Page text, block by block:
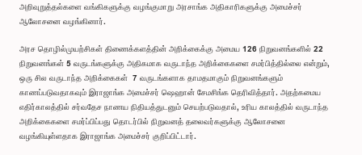
அறிவுறுத்தல்களை வங்கிகளுக்கு வழங்குமாறு அரசாங்க அதிகாரிகளுக்கு அமைச்சர்
ஆலோசனை வழங்கினார்.
அரச தொழில்முயற்சிகள் திணைக்களத்தின் அறிக்கைக்கு அமைய 126 நிறுவனங்களில் 22
நிறுவனங்கள் 5 வருடங்களுக்கு அதிகமாக வருடாந்த அறிக்கைகளை சமர்பித்தில்லை என்றும்,
ஒரு சில வருடாந்த அறிக்கைகள் 7 வருடங்களாக தாமதமாகும் நிறுவனங்களும்
காணப்படுவதாகவும் இராஜாங்க அமைச்சர் ஷெஹான் சேமசிங்க தெரிவித்தார். அதற்கமைய
எதிர்காலத்தில் சர்வதேச நாணய நிதியத்துடனும் செயற்படுவதால், உரிய காலத்தில் வருடாந்த
அறிக்கைகளை சமர்ப்பிப்பது தொடர்பில் நிறுவனத் தலைவர்களுக்கு ஆலோசனை
வழங்கியுள்ளதாக இராஜாங்க அமைச்சர் குறிப்பிட்டார்.